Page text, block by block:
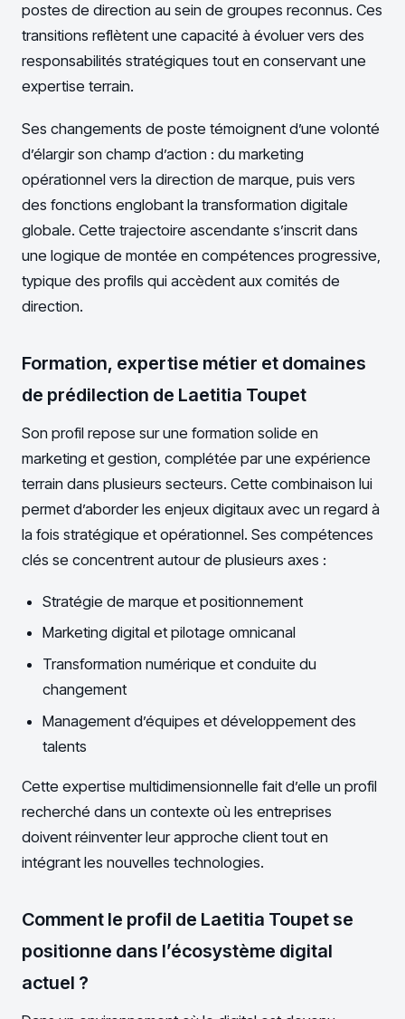
postes de direction au sein de groupes reconnus. Ces
transitions reflètent une capacité à évoluer vers des
responsabilités stratégiques tout en conservant une
expertise terrain.
Ses changements de poste témoignent d’une volonté
d’élargir son champ d’action : du marketing
opérationnel vers la direction de marque, puis vers
des fonctions englobant la transformation digitale
globale. Cette trajectoire ascendante s’inscrit dans
une logique de montée en compétences progressive,
typique des profils qui accèdent aux comités de
direction.
Formation, expertise métier et domaines
de prédilection de Laetitia Toupet
Son profil repose sur une formation solide en
marketing et gestion, complétée par une expérience
terrain dans plusieurs secteurs. Cette combinaison lui
permet d’aborder les enjeux digitaux avec un regard à
la fois stratégique et opérationnel. Ses compétences
clés se concentrent autour de plusieurs axes :
Stratégie de marque et positionnement
Marketing digital et pilotage omnicanal
Transformation numérique et conduite du
changement
Management d’équipes et développement des
talents
Cette expertise multidimensionnelle fait d’elle un profil
recherché dans un contexte où les entreprises
doivent réinventer leur approche client tout en
intégrant les nouvelles technologies.
Comment le profil de Laetitia Toupet se
positionne dans l’écosystème digital
actuel ?